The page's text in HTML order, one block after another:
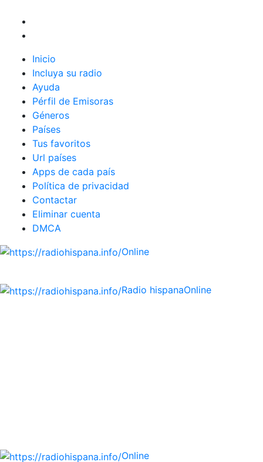
Inicio
Incluya su radio
Ayuda
Pérfil de Emisoras
Géneros
Países
Tus favoritos
Url países
Apps de cada país
Política de privacidad
Contactar
Eliminar cuenta
DMCA
Online
Radio hispanaOnline
Online